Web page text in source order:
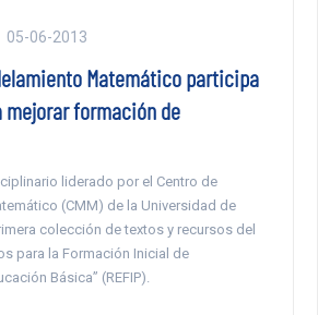
05-06-2013
Matemático participa
mejorar formación de
liderado por el Centro de
(CMM) de la Universidad de
colección de textos y recursos del
para la Formación Inicial de
Básica” (REFIP).